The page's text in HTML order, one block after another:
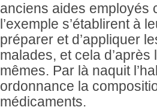
anciens aides employés
l’exemple s’établirent à
préparer et d’appliquer
malades, et cela
mêmes. Par là naquit
ordonnance la
médicaments.